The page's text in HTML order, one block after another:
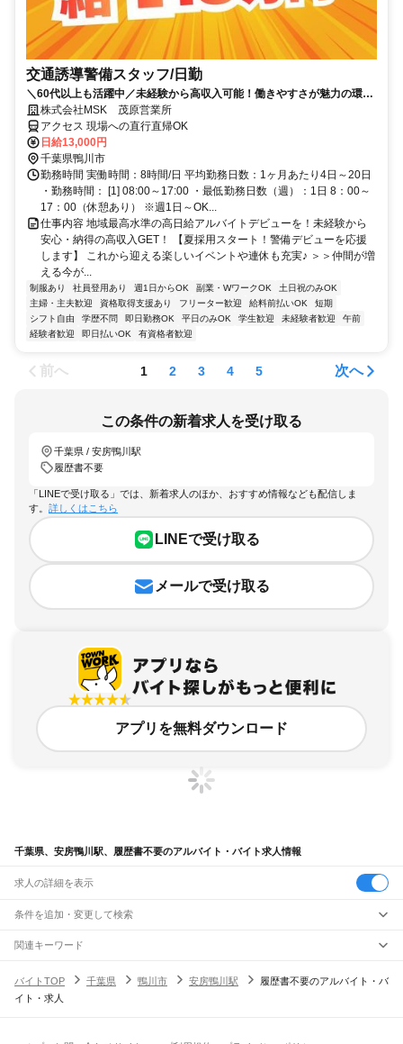
交通誘導警備スタッフ/日勤
＼60代以上も活躍中／未経験から高収入可能！働きやすさが魅力の環境
で警備員デビューをしませんか！雨天による稼働中止はないので、安定
して収入を得られます！【月収26万円可能！日払いもOK！】勤務3日前
迄シフト申請が可能です！週1日～・短期もOK！あなたのライフスタイ
ルに合わせてお仕事しませんか！未経験者大歓迎！年代幅広く活躍して
います。
株式会社MSK 茂原営業所
アクセス 現場への直行直帰OK
日給13,000円
千葉県鴨川市
勤務時間 実働時間：8時間/日 平均勤務日数：1ヶ月あたり4日～20日
・勤務時間： [1] 08:00～17:00 ・最低勤務日数（週）：1日 8：00～
17：00（休憩あり） ※週1日～OK...
仕事内容 地域最高水準の高日給アルバイトデビューを！未経験から
安心・納得の高収入GET！ 【夏採用スタート！警備デビューを応援
します】 これから迎える楽しいイベントや連休も充実♪ ＞＞仲間が増
える今が...
制服あり 社員登用あり 週1日からOK 副業・WワークOK
土日祝のみOK
主婦・主夫歓迎
資格取得支援あり フリーター歓迎 給料前払いOK
短期
シフト自由
学歴不問 即日勤務OK 平日のみOK 学生歓迎 未経験者歓迎
午前
経験者歓迎
即日払いOK 有資格者歓迎
前へ 1 2 3 4 5 次へ
この条件の新着求人を受け取る
千葉県 / 安房鴨川駅
履歴書不要
「LINEで受け取る」では、新着求人のほか、おすすめ情報なども配信しま
す。 詳しくはこちら
LINEで受け取る
メールで受け取る
アプリを無料ダウンロード
千葉県、安房鴨川駅、履歴書不要のアルバイト・バイト求人情報
求人の詳細を表示
条件を追加・変更して検索
市区町村を追加・変更
千葉県すべて
千葉市
駅を追加・変更
職種を追加・変更
関連キーワード
バイトTOP
千葉県 鴨川市 安房鴨川駅
履歴書不要のアルバイト・バ
イト・求人